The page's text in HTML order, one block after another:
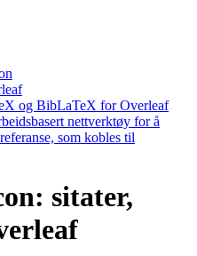
og BibLaTeX for Overleaf
nettverktøy for å
som kobles til
sitater,